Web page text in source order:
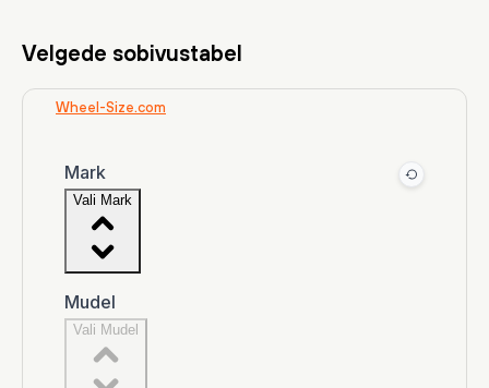
Velgede sobivustabel
Wheel-Size.com